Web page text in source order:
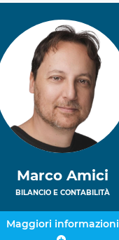
Marco Amici
BILANCIO E CONTABILITÀ
Maggiori informazioni